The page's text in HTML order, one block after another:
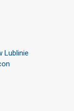
Lublinie